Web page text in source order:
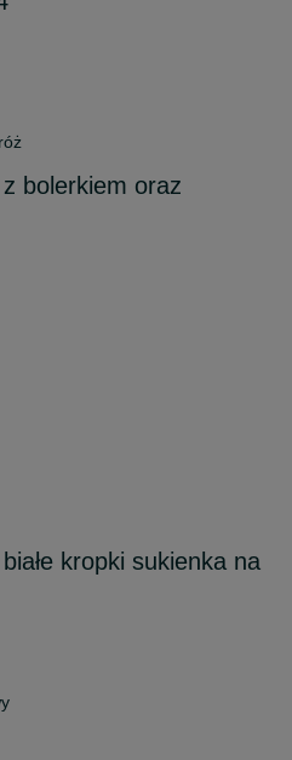
bolerkiem oraz
kropki sukienka na